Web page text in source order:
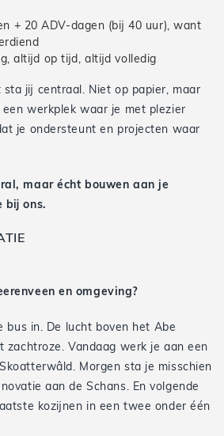
+ 20 ADV-dagen (bij 40 uur), want
altijd op tijd, altijd volledig
jij centraal. Niet op papier, maar
werkplek waar je met plezier
je ondersteunt en projecten waar
maar écht bouwen aan je
bij ons.
en omgeving?
bus in. De lucht boven het Abe
zachtroze. Vandaag werk je aan een
Morgen sta je misschien
aan de Schans. En volgende
kozijnen in een twee onder één